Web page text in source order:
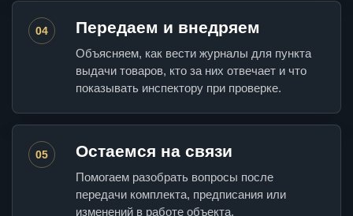
04 Передаем и внедряем
Объясняем, как вести журналы для пункта
выдачи товаров, кто за них отвечает и что
показывать инспектору при проверке.
05 Остаемся на связи
Помогаем разобрать вопросы после
передачи комплекта, предписания или
изменений в работе объекта.